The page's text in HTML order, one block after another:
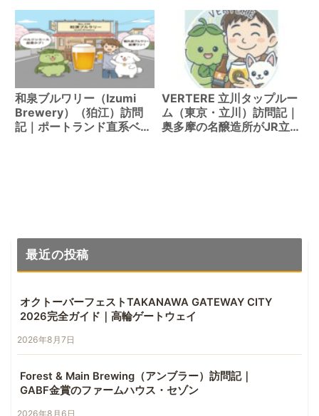
和泉ブルワリー（Izumi
Brewery）（狛江）訪問
記｜ポートランド直系ベル
VERTERE 立川タップルー
ム（東京・立川）訪問記｜
奥多摩の名醸造所がJR立
最近の投稿
オクトーバーフェストTAKANAWA GATEWAY CITY
2026完全ガイド｜高輪ゲートウェイ
2026年8月7日
Forest & Main Brewing（アンブラー）訪問記｜
GABF金賞のファームハウス・セゾン
2026年8月6日